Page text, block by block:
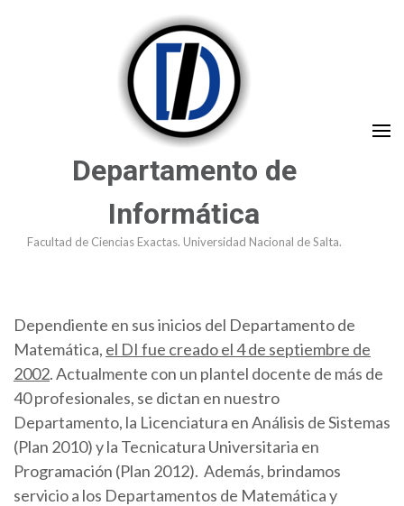
Departamento de
Informática
Facultad de Ciencias Exactas. Universidad Nacional de Salta.
Dependiente en sus inicios del Departamento de
Matemática, el DI fue creado el 4 de septiembre de
2002. Actualmente con un plantel docente de más de
40 profesionales, se dictan en nuestro
Departamento, la Licenciatura en Análisis de Sistemas
(Plan 2010) y la Tecnicatura Universitaria en
Programación (Plan 2012). Además, brindamos
servicio a los Departamentos de Matemática y